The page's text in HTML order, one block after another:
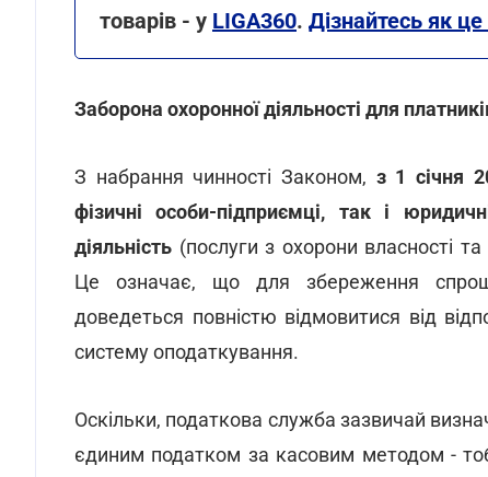
товарів - у LIGA360. Дізнайтесь як
Заборона охоронної діяльності для
З набрання чинності Законом, з 1 січня
фізичні особи-підприємці, так і
діяльність (послуги з охорони власності
Це означає, що для збереження
доведеться повністю відмовитися від
систему оподаткування.
Оскільки, податкова служба зазвичай
єдиним податком за касовим методом -